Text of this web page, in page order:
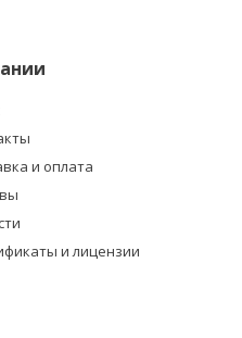
и оплата
и лицензии